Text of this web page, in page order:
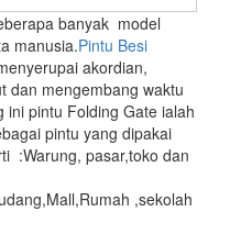
banyak model
manusia.Pintu Besi
akordian,
dan mengembang waktu
ini pintu Folding Gate ialah
pintu yang dipakai
:Warung, pasar,toko dan
,sekolah